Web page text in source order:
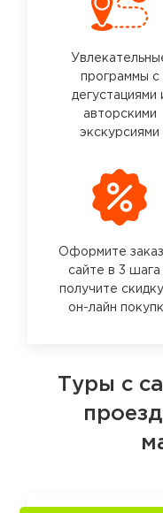
программы с
дегустациями
авторскими
экскурсиями
Оформите
сайте в 3 шага
получите
он-лайн
Туры с